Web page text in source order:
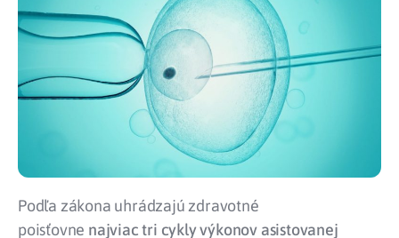
Podľa zákona uhrádzajú zdravotné
poisťovne najviac tri cykly výkonov asistovanej